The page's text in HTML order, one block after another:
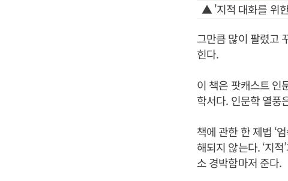
▲ '지적 대화를 위
그만큼 많이 팔렸고
힌다.
이 책은 팟캐스트 인
학서다. 인문학 열풍
책에 관한 한 제법 ‘
해되지 않는다. ‘지
소 경박함마저 준다.